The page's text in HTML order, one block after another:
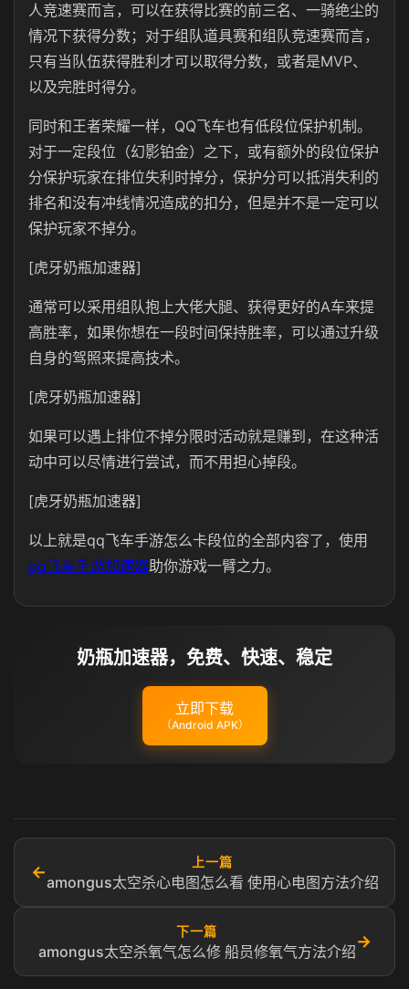
人竞速赛而言，可以在获得比赛的前三名、一骑绝尘的
情况下获得分数；对于组队道具赛和组队竞速赛而言，
只有当队伍获得胜利才可以取得分数，或者是MVP、
以及完胜时得分。
同时和王者荣耀一样，QQ飞车也有低段位保护机制。
对于一定段位（幻影铂金）之下，或有额外的段位保护
分保护玩家在排位失利时掉分，保护分可以抵消失利的
排名和没有冲线情况造成的扣分，但是并不是一定可以
保护玩家不掉分。
[虎牙奶瓶加速器]
通常可以采用组队抱上大佬大腿、获得更好的A车来提
高胜率，如果你想在一段时间保持胜率，可以通过升级
自身的驾照来提高技术。
[虎牙奶瓶加速器]
如果可以遇上排位不掉分限时活动就是赚到，在这种活
动中可以尽情进行尝试，而不用担心掉段。
[虎牙奶瓶加速器]
以上就是qq飞车手游怎么卡段位的全部内容了，使用
qq飞车手游加速器助你游戏一臂之力。
奶瓶加速器，免费、快速、稳定
立即下载
（Android APK）
←
上一篇
amongus太空杀心电图怎么看 使用心电图方法介绍
下一篇
amongus太空杀氧气怎么修 船员修氧气方法介绍
→